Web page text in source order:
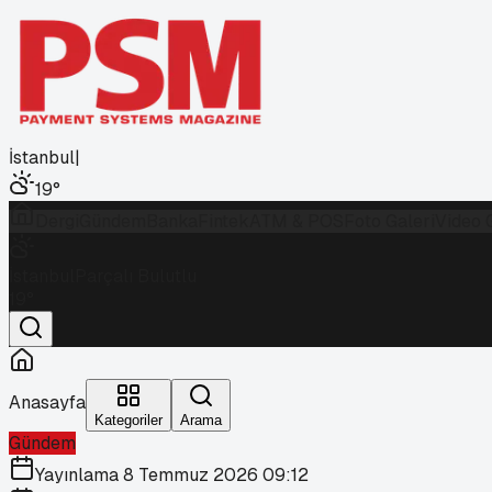
İstanbul|
19°
Anasayfa
Kategoriler Arama
Gündem
Yayınlama8 Temmuz 2026 09:12